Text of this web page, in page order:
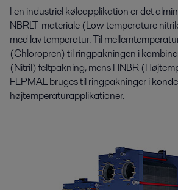
I en industriel køleapplikation er det
NBRLT-materiale (Low temperature
med lav temperatur. Til
(Chloropren) til ringpakningen i
(Nitril) feltpakning, mens HNBR
FEPMAL bruges til ringpakninger i
højtemperaturapplikationer.